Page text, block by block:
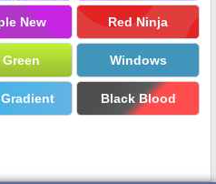
New Red Ninja
Green Windows
Black Blood